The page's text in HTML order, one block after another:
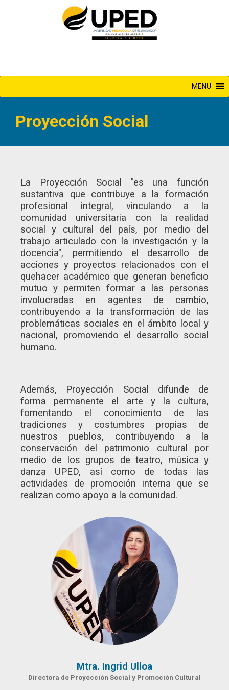
MENU
Proyección Social
La Proyección Social "es una función
sustantiva que contribuye a la formación
profesional integral, vinculando a la
comunidad universitaria con la realidad
social y cultural del país, por medio del
trabajo articulado con la investigación y la
docencia", permitiendo el desarrollo de
acciones y proyectos relacionados con el
quehacer académico que generan beneficio
mutuo y permiten formar a las personas
involucradas en agentes de cambio,
contribuyendo a la transformación de las
problemáticas sociales en el ámbito local y
nacional, promoviendo el desarrollo social
humano.
Además, Proyección Social difunde de
forma permanente el arte y la cultura,
fomentando el conocimiento de las
tradiciones y costumbres propias de
nuestros pueblos, contribuyendo a la
conservación del patrimonio cultural por
medio de los grupos de teatro, música y
danza UPED, así como de todas las
actividades de promoción interna que se
realizan como apoyo a la comunidad.
Mtra. Ingrid Ulloa
Directora de Proyección Social y Promoción Cultural